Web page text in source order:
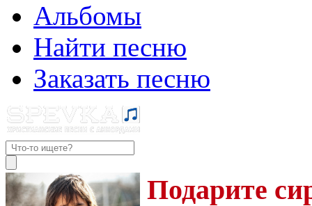
Альбомы
Найти песню
Заказать песню
Подарите